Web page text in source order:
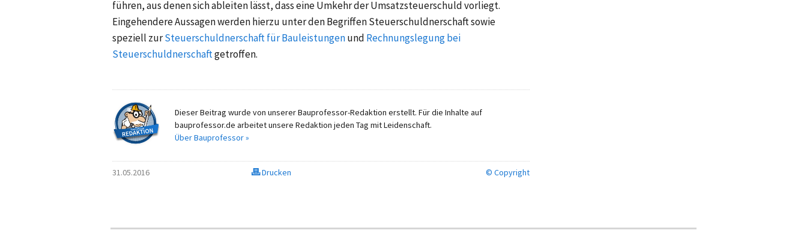
führen, aus denen sich ableiten lässt, dass eine Umkehr der Umsatzsteuerschuld vorliegt.
Eingehendere Aussagen werden hierzu unter den BegriffenSteuerschuldnerschaftsowie
speziell zurSteuerschuldnerschaft für Bauleistungenund Rechnungslegung bei
Steuerschuldnerschaftgetroffen.
Dieser Beitrag wurde von unserer Bauprofessor-Redaktion erstellt. Für die Inhalte auf
bauprofessor.de arbeitet unsere Redaktion jeden Tag mit Leidenschaft.
Über Bauprofessor »
31.05.2016 Drucken © Copyright